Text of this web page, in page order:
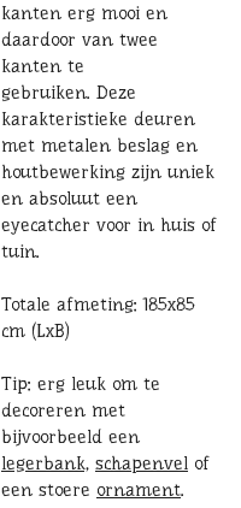
kanten erg mooi en
daardoor van twee
kanten te
gebruiken. Deze
karakteristieke deuren
met metalen beslag en
houtbewerking zijn uniek
en absoluut een
eyecatcher voor in huis of
tuin.
Totale afmeting: 185x85
cm (LxB)
Tip: erg leuk om te
decoreren met
bijvoorbeeld een
legerbank, schapenvel of
een stoere ornament.